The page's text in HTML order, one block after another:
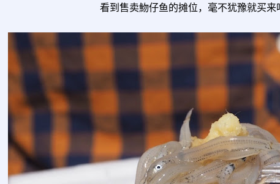
看到售卖魩仔鱼的摊位，毫不犹豫就买